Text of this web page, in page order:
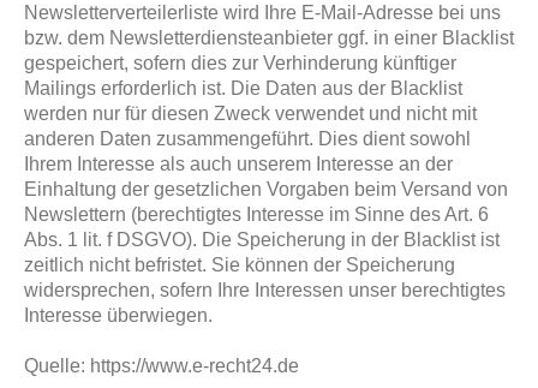
Newsletterverteilerliste wird Ihre E-Mail-Adresse bei uns
bzw. dem Newsletterdiensteanbieter ggf. in einer Blacklist
gespeichert, sofern dies zur Verhinderung künftiger
Mailings erforderlich ist. Die Daten aus der Blacklist
werden nur für diesen Zweck verwendet und nicht mit
anderen Daten zusammengeführt. Dies dient sowohl
Ihrem Interesse als auch unserem Interesse an der
Einhaltung der gesetzlichen Vorgaben beim Versand von
Newslettern (berechtigtes Interesse im Sinne des Art. 6
Abs. 1 lit. f DSGVO). Die Speicherung in der Blacklist ist
zeitlich nicht befristet. Sie können der Speicherung
widersprechen, sofern Ihre Interessen unser berechtigtes
Interesse überwiegen.
Quelle: https://www.e-recht24.de